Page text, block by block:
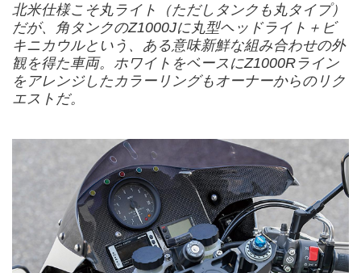
北米仕様こそ丸ライト（ただしタンクも丸タイプ）
だが、角タンクのZ1000Jに丸型ヘッドライト＋ビ
キニカウルという、ある意味新鮮な組み合わせの外
観を得た車両。ホワイトをベースにZ1000Rライン
をアレンジしたカラーリングもオーナーからのリク
エストだ。